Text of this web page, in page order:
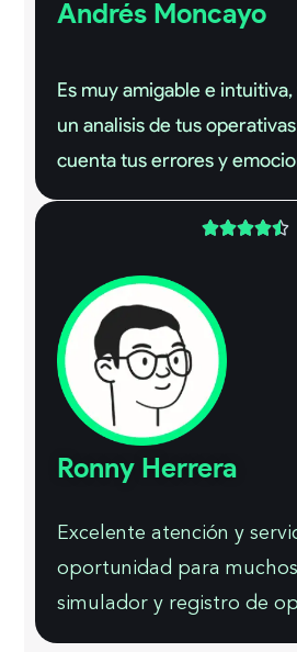
Andrés Moncayo
Es muy amigable e
un analisis de tus
cuenta tus errores y

Ronny Herrera
Excelente atención y
oportunidad para
simulador y registro de